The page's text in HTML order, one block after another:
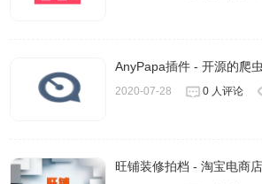
AnyPapa插件 - 开源的爬
2020-07-28 0 人评论
旺铺装修拍档 - 淘宝电商